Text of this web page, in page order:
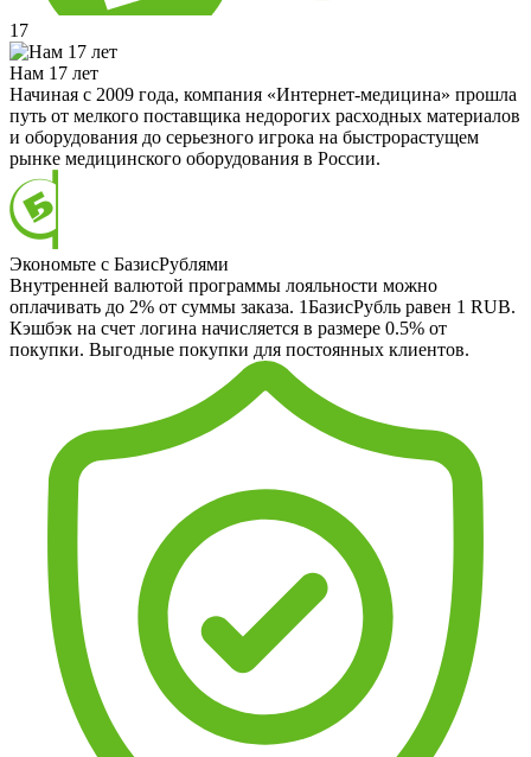
17
Нам 17 лет
Начиная с 2009 года, компания «Интернет-медицина» прошла
путь от мелкого поставщика недорогих расходных материалов
и оборудования до серьезного игрока на быстрорастущем
рынке медицинского оборудования в России.
Экономьте с БазисРублями
Внутренней валютой программы лояльности можно
оплачивать до 2% от суммы заказа. 1БазисРубль равен 1 RUB.
Кэшбэк на счет логина начисляется в размере 0.5% от
покупки. Выгодные покупки для постоянных клиентов.